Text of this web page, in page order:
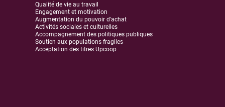
Qualité de vie au travail
Engagement et motivation
Augmentation du pouvoir d'achat
Activités sociales et culturelles
Accompagnement des politiques publiques
Soutien aux populations fragiles
Acceptation des titres Upcoop